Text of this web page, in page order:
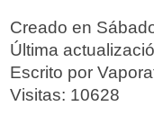
a un PC
Nueva política
de periféricos
Creado en
Última
Escrito por
Visitas: 10628